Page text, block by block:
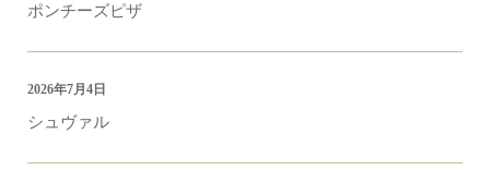
ポンチーズピザ
シュヴァル
2026年7月4日